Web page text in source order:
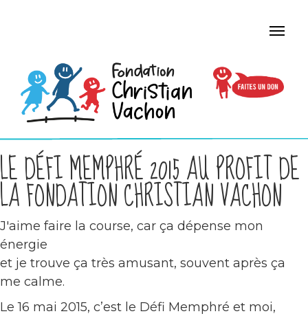
LE DÉFI MEMPHRÉ 2015 AU PROFIT DE
LA FONDATION CHRISTIAN VACHON
J'aime faire la course, car ça dépense mon
énergie
et je trouve ça très amusant, souvent après ça
me calme.
Le 16 mai 2015, c’est le Défi Memphré et moi,